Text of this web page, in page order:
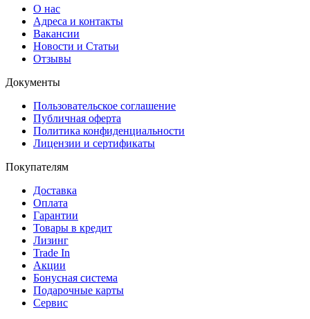
О нас
Адреса и контакты
Вакансии
Новости и Статьи
Отзывы
Документы
Пользовательское соглашение
Публичная оферта
Политика конфиденциальности
Лицензии и сертификаты
Покупателям
Доставка
Оплата
Гарантии
Товары в кредит
Лизинг
Trade In
Акции
Бонусная система
Подарочные карты
Сервис